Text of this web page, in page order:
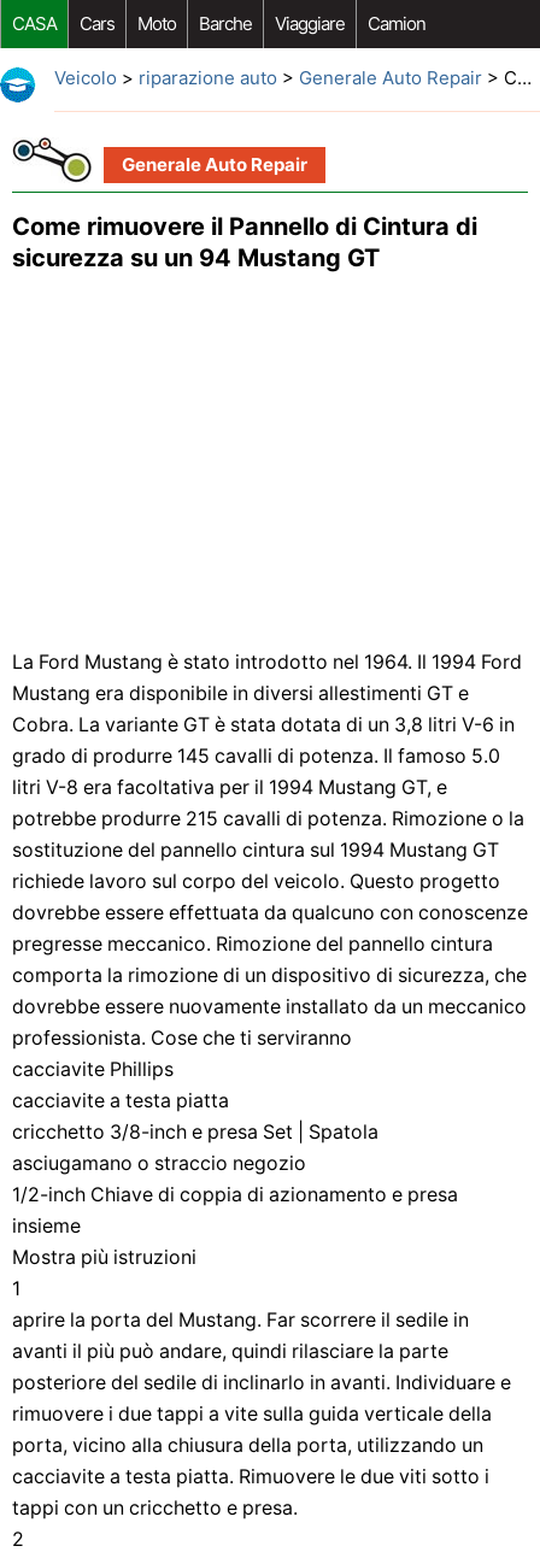
CASA Cars Moto Barche Viaggiare Camion
Riparazione Auto Acquisto Auto Car Opzioni Aftermarket
Veicolo > riparazione auto > Generale Auto Repair> Come rimuovere il Pannello di Cintura di sicurezza su un 94 Mustang GT
Generale Auto Repair
Come rimuovere il Pannello di Cintura di
sicurezza su un 94 Mustang GT
La Ford Mustang è stato introdotto nel 1964. Il 1994 Ford
Mustang era disponibile in diversi allestimenti GT e
Cobra. La variante GT è stata dotata di un 3,8 litri V-6 in
grado di produrre 145 cavalli di potenza. Il famoso 5.0
litri V-8 era facoltativa per il 1994 Mustang GT, e
potrebbe produrre 215 cavalli di potenza. Rimozione o la
sostituzione del pannello cintura sul 1994 Mustang GT
richiede lavoro sul corpo del veicolo. Questo progetto
dovrebbe essere effettuata da qualcuno con conoscenze
pregresse meccanico. Rimozione del pannello cintura
comporta la rimozione di un dispositivo di sicurezza, che
dovrebbe essere nuovamente installato da un meccanico
professionista. Cose che ti serviranno
cacciavite Phillips
cacciavite a testa piatta
cricchetto 3/8-inch e presa Set | Spatola
asciugamano o straccio negozio
1/2-inch Chiave di coppia di azionamento e presa
insieme
Mostra più istruzioni
1
aprire la porta del Mustang. Far scorrere il sedile in
avanti il ​​più può andare, quindi rilasciare la parte
posteriore del sedile di inclinarlo in avanti. Individuare e
rimuovere i due tappi a vite sulla guida verticale della
porta, vicino alla chiusura della porta, utilizzando un
cacciavite a testa piatta. Rimuovere le due viti sotto i
tappi con un cricchetto e presa.
2